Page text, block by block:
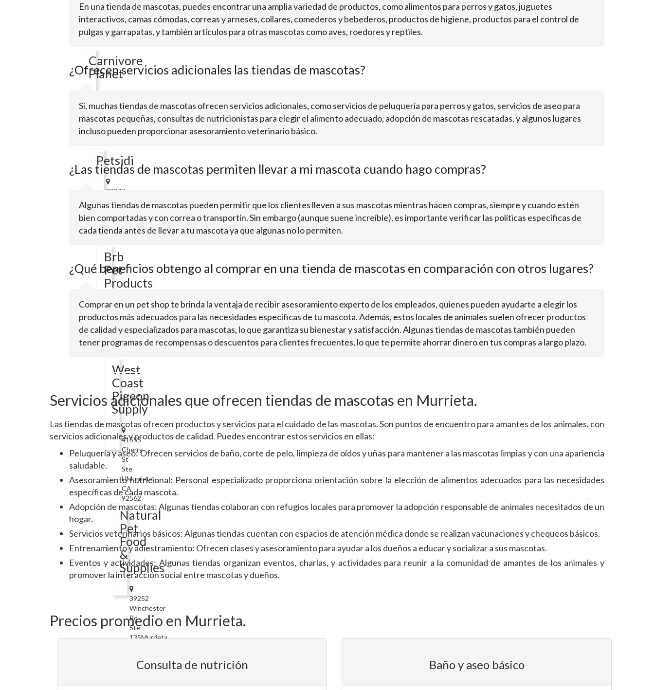
Rd
KMurrieta,
CA
Carnivore
Planet
26145
Jefferson
AveMurrieta,
CA
Petsidi
39840
Los
Alamos
RdMurrieta,
CA
Brb
Pet
Products
41110
CirMurrieta,
CA
West
Coast
Pigeon
Supply
41555
Cherry
St
Ste
HMurrieta,
CA
92562
Natural
Pet
Food
&
Supplies
39252
Winchester
Rd
Ste
135Murrieta,
Petco
En una tienda de mascotas, puedes encontrar una amplia variedad de productos, como alimentos para perros y gatos, juguetes
interactivos, camas cómodas, correas y arneses, collares, comederos y bebederos, productos de higiene, productos para el control de
pulgas y garrapatas, y también artículos para otras mascotas como aves, roedores y reptiles.
¿Ofrecen servicios adicionales las tiendas de mascotas?
Sí, muchas tiendas de mascotas ofrecen servicios adicionales, como servicios de peluquería para perros y gatos, servicios de aseo para
mascotas pequeñas, consultas de nutricionistas para elegir el alimento adecuado, adopción de mascotas rescatadas, y algunos lugares
incluso pueden proporcionar asesoramiento veterinario básico.
¿Las tiendas de mascotas permiten llevar a mi mascota cuando hago compras?
Algunas tiendas de mascotas pueden permitir que los clientes lleven a sus mascotas mientras hacen compras, siempre y cuando estén
bien comportadas y con correa o transportín. Sin embargo (aunque suene increíble), es importante verificar las políticas específicas de
cada tienda antes de llevar a tu mascota ya que algunas no lo permiten.
¿Qué beneficios obtengo al comprar en una tienda de mascotas en comparación con otros lugares?
Comprar en un pet shop te brinda la ventaja de recibir asesoramiento experto de los empleados, quienes pueden ayudarte a elegir los
productos más adecuados para las necesidades específicas de tu mascota. Además, estos locales de animales suelen ofrecer productos
de calidad y especializados para mascotas, lo que garantiza su bienestar y satisfacción. Algunas tiendas de mascotas también pueden
tener programas de recompensas o descuentos para clientes frecuentes, lo que te permite ahorrar dinero en tus compras a largo plazo.
Servicios adicionales que ofrecen tiendas de mascotas en Murrieta.
Las tiendas de mascotas ofrecen productos y servicios para el cuidado de las mascotas. Son puntos de encuentro para amantes de los animales, con
servicios adicionales y productos de calidad. Puedes encontrar estos servicios en ellas:
Peluquería y aseo: Ofrecen servicios de baño, corte de pelo, limpieza de oídos y uñas para mantener a las mascotas limpias y con una apariencia
saludable.
Asesoramiento nutricional: Personal especializado proporciona orientación sobre la elección de alimentos adecuados para las necesidades
específicas de cada mascota.
Adopción de mascotas: Algunas tiendas colaboran con refugios locales para promover la adopción responsable de animales necesitados de un
hogar.
Servicios veterinarios básicos: Algunas tiendas cuentan con espacios de atención médica donde se realizan vacunaciones y chequeos básicos.
Entrenamiento y adiestramiento: Ofrecen clases y asesoramiento para ayudar a los dueños a educar y socializar a sus mascotas.
Eventos y actividades: Algunas tiendas organizan eventos, charlas, y actividades para reunir a la comunidad de amantes de los animales y
promover la interacción social entre mascotas y dueños.
Precios promedio en Murrieta.
Consulta de nutrición Baño y aseo básico